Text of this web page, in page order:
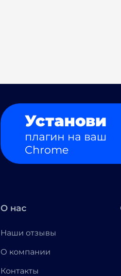
Установи
плагин на ваш
Chrome
О нас
Наши отзывы
О компании
Контакты